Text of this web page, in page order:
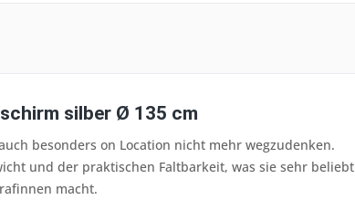
silber Ø 135 cm
besonders on Location nicht mehr wegzudenken.
und der praktischen Faltbarkeit, was sie sehr beliebt
macht.